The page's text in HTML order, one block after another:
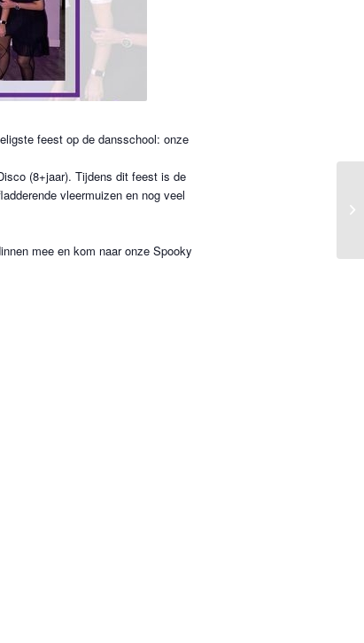
feest op de dansschool: onze
(8+jaar). Tijdens dit feest is de
vleermuizen en nog veel
mee en kom naar onze Spooky